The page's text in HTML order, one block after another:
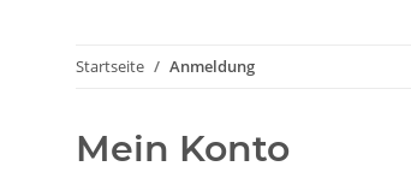
Startseite Anmeldung
Mein Konto